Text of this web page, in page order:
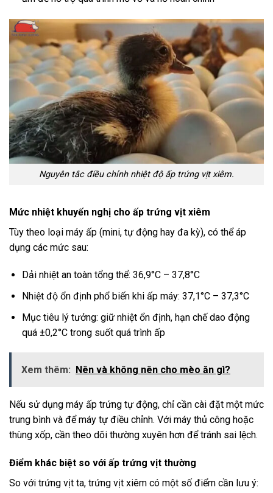
Nguyên tắc điều chỉnh nhiệt độ ấp trứng vịt xiêm.
Mức nhiệt khuyến nghị cho ấp trứng vịt xiêm
Tùy theo loại máy ấp (mini, tự động hay đa kỳ), có thể áp
dụng các mức sau:
Dải nhiệt an toàn tổng thể: 36,9°C – 37,8°C
Nhiệt độ ổn định phổ biến khi ấp máy: 37,1°C – 37,3°C
Mục tiêu lý tưởng: giữ nhiệt ổn định, hạn chế dao động
quá ±0,2°C trong suốt quá trình ấp
Xem thêm: Nên và không nên cho mèo ăn gì?
Nếu sử dụng máy ấp trứng tự động, chỉ cần cài đặt một mức
trung bình và để máy tự điều chỉnh. Với máy thủ công hoặc
thùng xốp, cần theo dõi thường xuyên hơn để tránh sai lệch.
Điểm khác biệt so với ấp trứng vịt thường
So với trứng vịt ta, trứng vịt xiêm có một số điểm cần lưu ý: